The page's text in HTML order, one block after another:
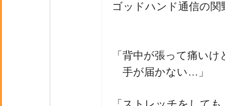
ゴッドハンド通信の関
「背中が張って痛いけ
手が届かない…」